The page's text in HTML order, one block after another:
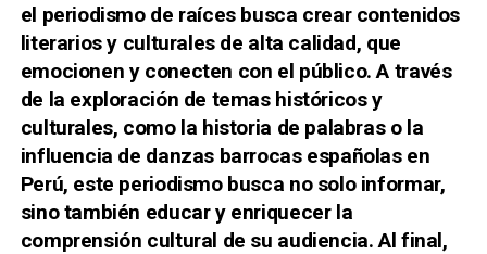
el periodismo de raíces busca crear contenidos
literarios y culturales de alta calidad, que
emocionen y conecten con el público. A través
de la exploración de temas históricos y
culturales, como la historia de palabras o la
influencia de danzas barrocas españolas en
Perú, este periodismo busca no solo informar,
sino también educar y enriquecer la
comprensión cultural de su audiencia. Al final,